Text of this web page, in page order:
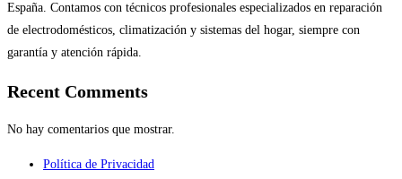
España. Contamos con técnicos profesionales especializados en reparación
de electrodomésticos, climatización y sistemas del hogar, siempre con
garantía y atención rápida.
Recent Comments
No hay comentarios que mostrar.
Política de Privacidad